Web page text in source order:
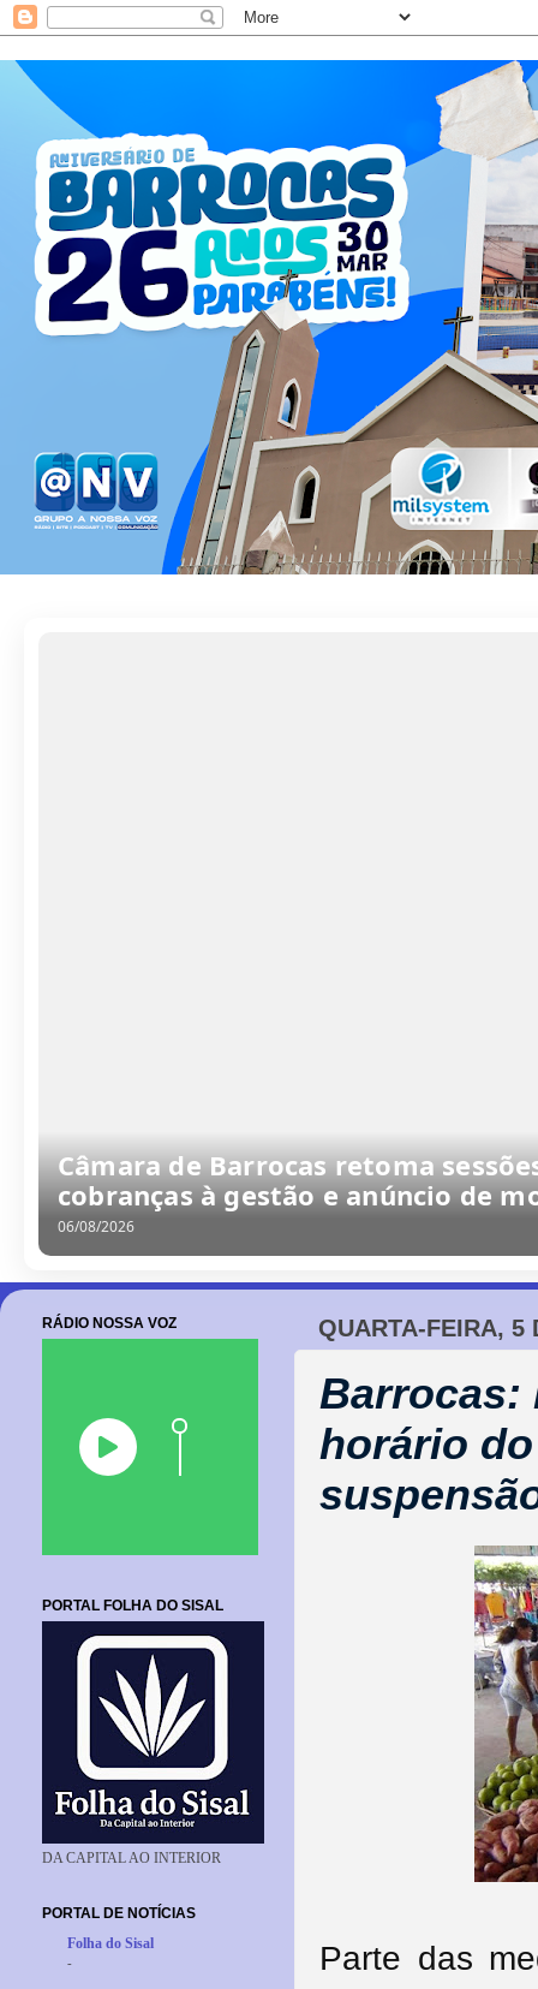
Câmara de Barrocas retoma
cobranças à gestão e anúncio de
06/08/2026
QUARTA-FEIRA, 5
Barrocas:
horário
Parte das
RÁDIO NOSSA VOZ
PORTAL FOLHA DO SISAL
DA CAPITAL AO INTERIOR
PORTAL DE NOTÍCIAS
Folha do Sisal
-